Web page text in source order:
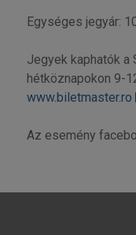
Egységes jegyár:
Jegyek kaphatók a
hétköznapokon 9-
www.biletmaster.ro
Az esemény